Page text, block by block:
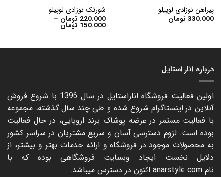
پیراهن نوزادی لوپیلو
330.000 تومان
شورتک نوزادی لوپیلو
220.000 تومان –
150.000 تومانPrice
range:
220.000 تومان
درباره انار استایل
اولین فعالیت فروشگاه اناراستایل در سال 1396 با شروع فروش
آنلاین در اینستاگرام شروع شده و طی چند سال گذشته، مجموعه
با فعالیت مستمر در عرضه پوشاک برند اروپایی، در حال فعالیت
بوده است. لزوم دسترسی آسان و سریع مشتریان در سراسر کشور
به محصولات موجود در فروشگاه و ارائه خدمات بهتر و بیشتر، از
دلایل نخست ایجاد وبسایت فروشگاهی بوده که با
نام anarstyle.com اکنون در دسترس میباشد.